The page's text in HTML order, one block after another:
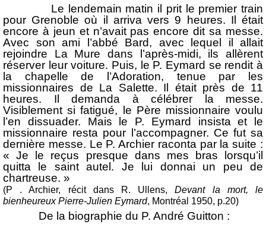
Le lendemain matin il prit le premier train
pour Grenoble où il arriva vers 9 heures. Il était
encore à jeun et n’avait pas encore dit sa messe.
Avec son ami l’abbé Bard, avec lequel il allait
rejoindre La Mure dans l’après-midi, ils allèrent
réserver leur voiture. Puis, le P. Eymard se rendit à
la chapelle de l’Adoration, tenue par les
missionnaires de La Salette. Il était près de 11
heures. Il demanda à célébrer la messe.
Visiblement si fatigué, le Père missionnaire voulu
l’en dissuader. Mais le P. Eymard insista et le
missionnaire resta pour l’accompagner. Ce fut sa
dernière messe. Le P. Archier raconta par la suite :
« Je le reçus presque dans mes bras lorsqu’il
quitta le saint autel. Je lui donnai un peu de
chartreuse. »
(P . Archier, récit dans R. Ullens,Devant la mort, le
bienheureux Pierre-Julien Eymard, Montréal 1950, p.20)
De la biographie du P. André Guitton :